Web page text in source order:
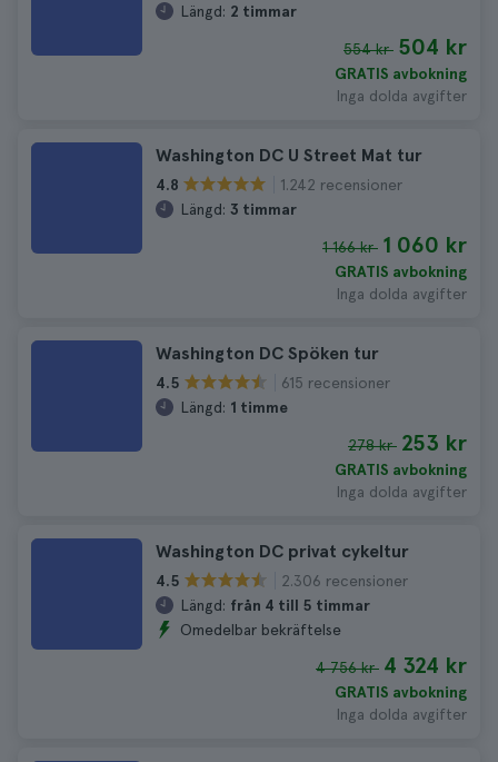
Längd: 2 timmar
554 kr 504 kr
GRATIS avbokning
Inga dolda avgifter
Washington DC U Street Mat tur
4.8
1.242 recensioner
Längd: 3 timmar
1 166 kr 1 060 kr
GRATIS avbokning
Inga dolda avgifter
Washington DC Spöken tur
4.5
615 recensioner
Längd: 1 timme
278 kr 253 kr
GRATIS avbokning
Inga dolda avgifter
Washington DC privat cykeltur
4.5
2.306 recensioner
Längd: från 4 till 5 timmar
Omedelbar bekräftelse
4 756 kr 4 324 kr
GRATIS avbokning
Inga dolda avgifter